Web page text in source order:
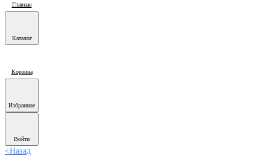
Главная
Каталог
Корзина
Избранное
Войти
<Назад